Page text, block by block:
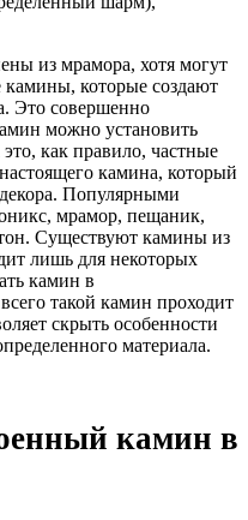
из мрамора, хотя могут
камины, которые создают
Это совершенно
можно установить
как правило, частные
камина, который
Популярными
мрамор, пещаник,
Существуют камины из
лишь для некоторых
камин в
такой камин проходит
скрыть особенности
материала.
камин в